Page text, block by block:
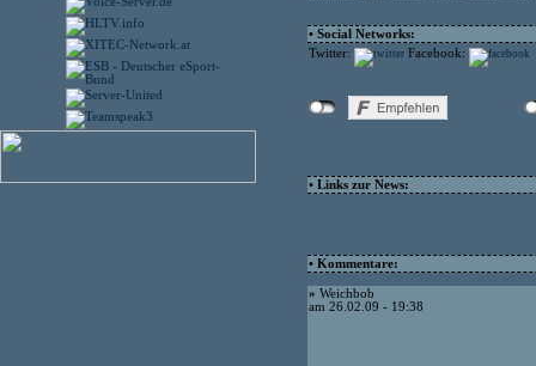
• Social Networks:
Twitter:
Facebook:
• Links zur News:
• Kommentare:
» Weichbob
am 26.02.09 - 19:38